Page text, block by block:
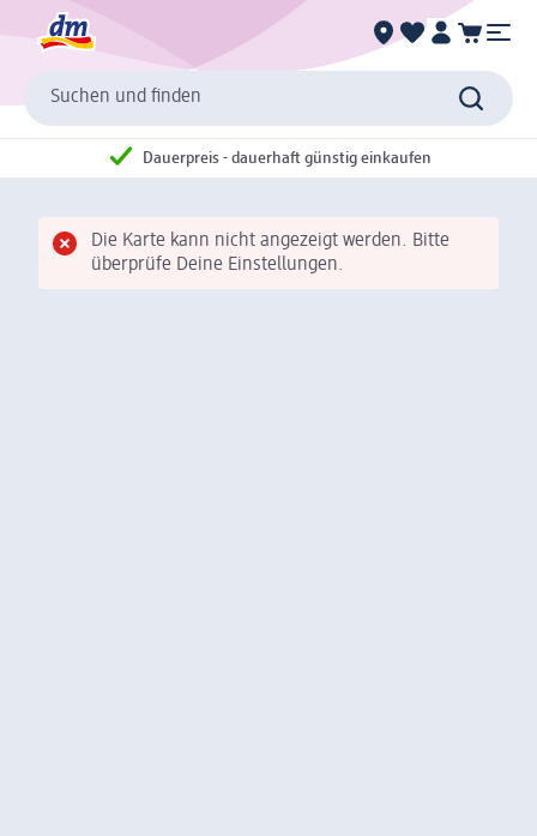
Suchen und finden
Dauerpreis - dauerhaft günstig einkaufen
Die Karte kann nicht angezeigt werden. Bitte
überprüfe Deine Einstellungen.